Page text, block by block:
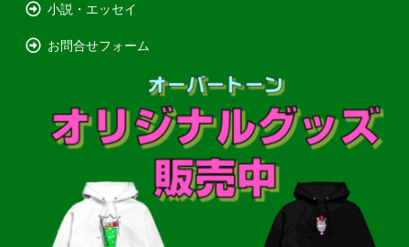
小説・エッセイ
お問合せフォーム